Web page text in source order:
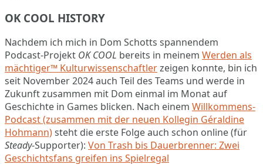
OK COOL HISTORY
Nachdem ich mich in Dom Schotts spannendem
Podcast-Projekt OK COOL bereits in meinem Werden als
mächtiger™ Kulturwissenschaftlerzeigen konnte, bin ich
seit November 2024 auch Teil des Teams und werde in
Zukunft zusammen mit Dom einmal im Monat auf
Geschichte in Games blicken. Nach einem Willkommens-
Podcast (zusammen mit der neuen Kollegin Géraldine
Hohmann)steht die erste Folge auch schon online (für
Steady-Supporter): Von Trash bis Dauerbrenner: Zwei
Geschichtsfans greifen ins Spielregal